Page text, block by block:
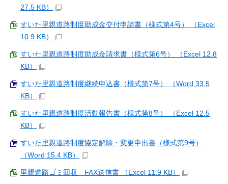
27.5 KB）
すいた里親道路制度助成金交付申請書（様式第4号） （Excel
10.9 KB）
すいた里親道路制度助成金請求書（様式第6号） （Excel 12.8
KB）
すいた里親道路制度継続申込書（様式第7号） （Word 33.5
KB）
すいた里親道路制度活動報告書（様式第8号） （Excel 12.5
KB）
すいた里親道路制度協定解除・変更申出書（様式第9号）
（Word 15.4 KB）
里親道路ゴミ回収 FAX送信書 （Excel 11.9 KB）